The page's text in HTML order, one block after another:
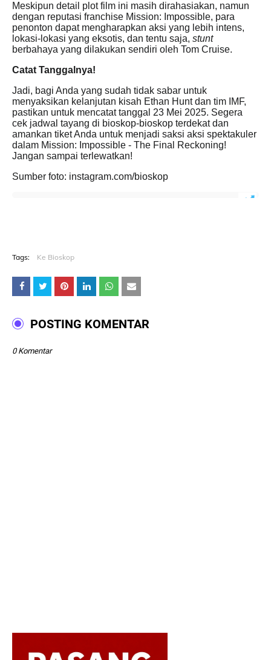
Meskipun detail plot film ini masih dirahasiakan, namun
dengan reputasi franchise Mission: Impossible, para
penonton dapat mengharapkan aksi yang lebih intens,
lokasi-lokasi yang eksotis, dan tentu saja, stunt
berbahaya yang dilakukan sendiri oleh Tom Cruise.
Catat Tanggalnya!
Jadi, bagi Anda yang sudah tidak sabar untuk
menyaksikan kelanjutan kisah Ethan Hunt dan tim IMF,
pastikan untuk mencatat tanggal 23 Mei 2025. Segera
cek jadwal tayang di bioskop-bioskop terdekat dan
amankan tiket Anda untuk menjadi saksi aksi spektakuler
dalam Mission: Impossible - The Final Reckoning!
Jangan sampai terlewatkan!
Sumber foto: instagram.com/bioskop
Tags: Ke Bioskop
POSTING KOMENTAR
0 Komentar